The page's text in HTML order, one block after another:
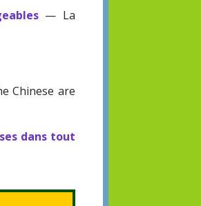
— La
Chinese are
dans tout